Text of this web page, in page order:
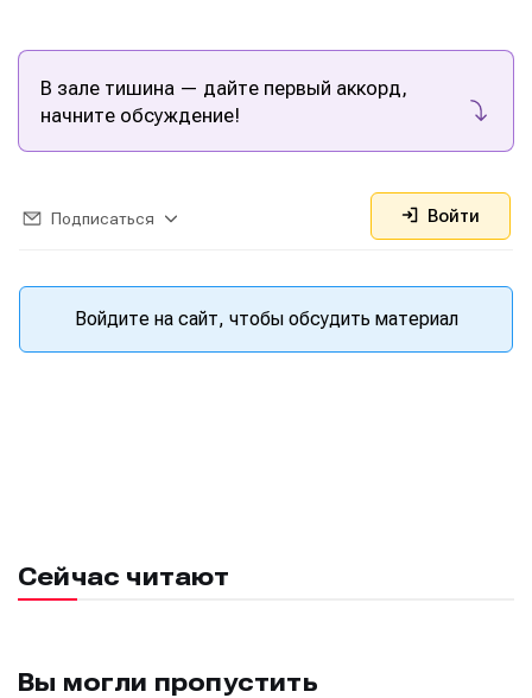
Мы в социальных сетях
Мы в социальных сетях
В зале тишина — дайте первый аккорд,
начните обсуждение!
Подписаться Войти
Войдите на сайт, чтобы обсудить материал
Сейчас читают
Вы могли пропустить